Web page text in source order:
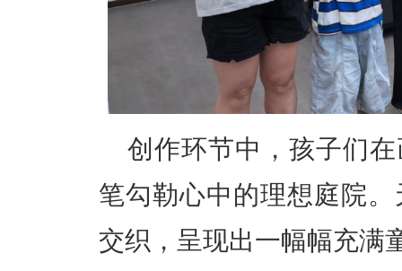
创作环节中，孩子们
笔勾勒心中的理想庭院
交织，呈现出一幅幅充满